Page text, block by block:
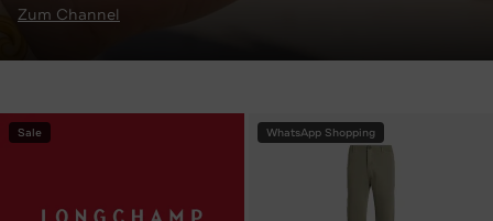
Zum Channel
Sale WhatsApp Shopping